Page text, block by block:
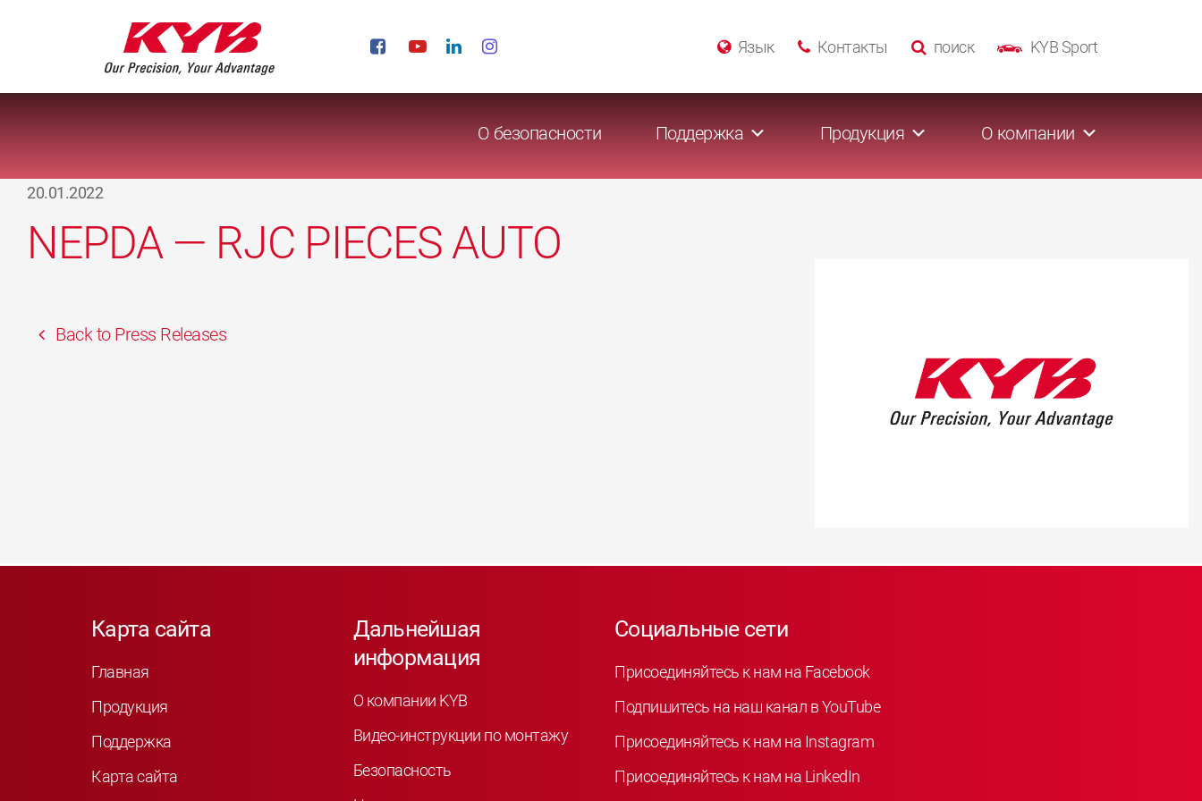
KYB Sport
поиск
Контакты
Язык
О безопасности Поддержка Продукция О компании
20.01.2022
NEPDA — RJC PIECES AUTO
Back to Press Releases
Карта сайта
Главная
Продукция
Поддержка
Карта сайта
Дальнейшая
информация
О компании KYB
Видео-инструкции по монтажу
Безопасность
Социальные сети
Присоединяйтесь к нам на Facebook
Подпишитесь на наш канал в YouTube
Присоединяйтесь к нам на Instagram
Присоединяйтесь к нам на LinkedIn